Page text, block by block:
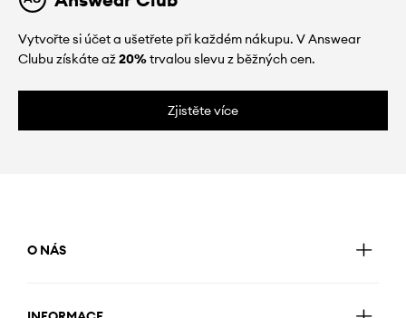
Vytvořte si účet a ušetřete při každém nákupu. V Answear
Clubu získáte až20%trvalou slevu z běžných cen.
Zjistěte více
O NÁS